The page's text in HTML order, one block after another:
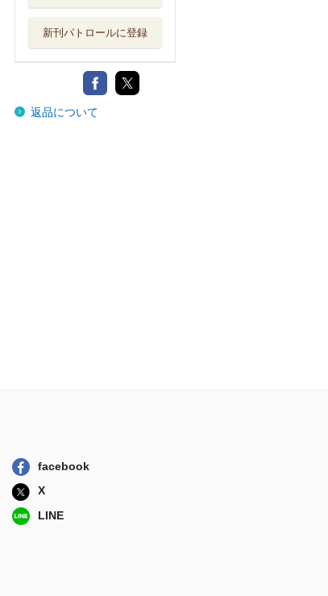
新刊パトロールに登録
返品について
facebook
X
LINE